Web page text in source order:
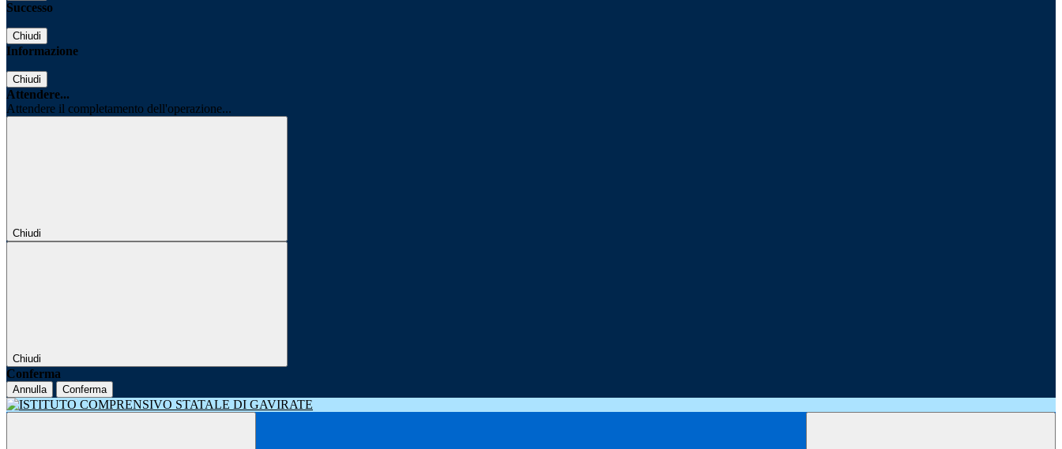
Successo
Chiudi
Informazione
Chiudi
Attendere...
Attendere il completamento dell'operazione...
Chiudi
Chiudi
Conferma
Annulla Conferma